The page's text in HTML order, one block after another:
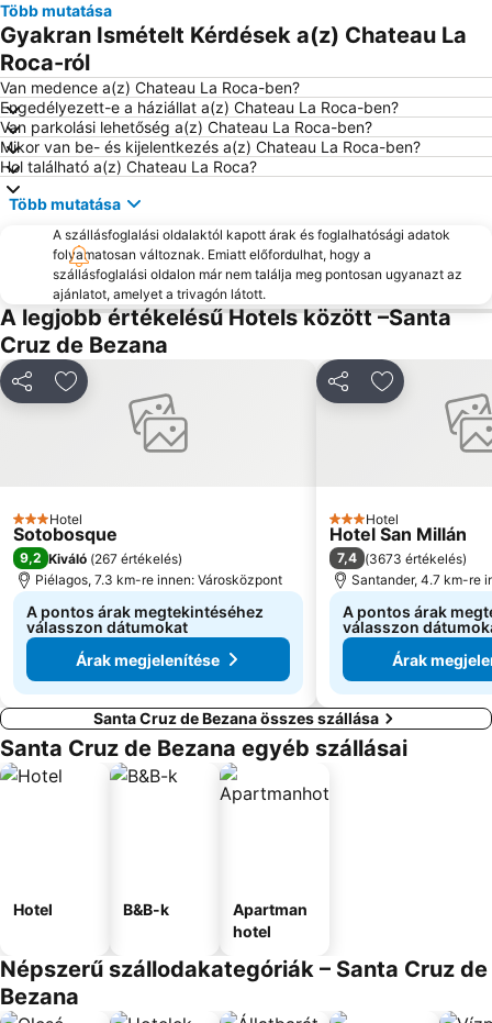
Több mutatása
Gyakran Ismételt Kérdések a(z) Chateau La
Roca-ról
Van medence a(z) Chateau La Roca-ben?
Engedélyezett-e a háziállat a(z) Chateau La Roca-ben?
Van parkolási lehetőség a(z) Chateau La Roca-ben?
Mikor van be- és kijelentkezés a(z) Chateau La Roca-ben?
Hol található a(z) Chateau La Roca?
Több mutatása
A szállásfoglalási oldalaktól kapott árak és foglalhatósági adatok
folyamatosan változnak. Emiatt előfordulhat, hogy a
szállásfoglalási oldalon már nem találja meg pontosan ugyanazt az
ajánlatot, amelyet a trivagón látott.
A legjobb értékelésű Hotels között –Santa
Cruz de Bezana
MegosztásHozzáadás a kedvencekhez
3 Kategória
Hotel
Sotobosque
9,2 Kiváló (267 értékelés)
Piélagos, 7.3 km-re innen: Városközpont
A pontos árak megtekintéséhez
válasszon dátumokat
Árak megjelenítése
MegosztásHozzáadás
3 Kategória
Hotel
Hotel San Millán
7,4 (3673 értékelés)
Santander, 4.7 km-re
A pontos árak
válasszon
Árak
Santa Cruz de Bezana összes szállása
Santa Cruz de Bezana egyéb szállásai
Hotel B&B-k
Apartman
hotel
Népszerű szállodakategóriák – Santa Cruz de
Bezana